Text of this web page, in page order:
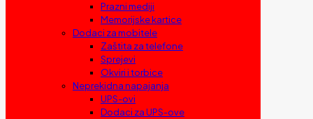
Prazni mediji
Memorijske kartice
Dodaci za mobitele
Zaštita za telefone
Sprejevi
Okviri i torbice
Neprekidna napajanja
UPS-ovi
Dodaci za UPS-ove